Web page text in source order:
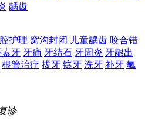
龋齿
护理 窝沟封闭 儿童龋齿 咬合错
素牙 牙痛 牙结石 牙周炎 牙龈出
根管治疗 拔牙 镶牙 洗牙 补牙 氟
诊